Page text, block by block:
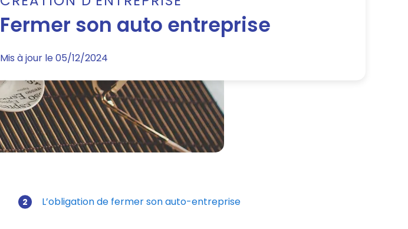
Fermer son auto entreprise
Mis à jour le 05/12/2024
L’obligation de fermer son auto-entreprise